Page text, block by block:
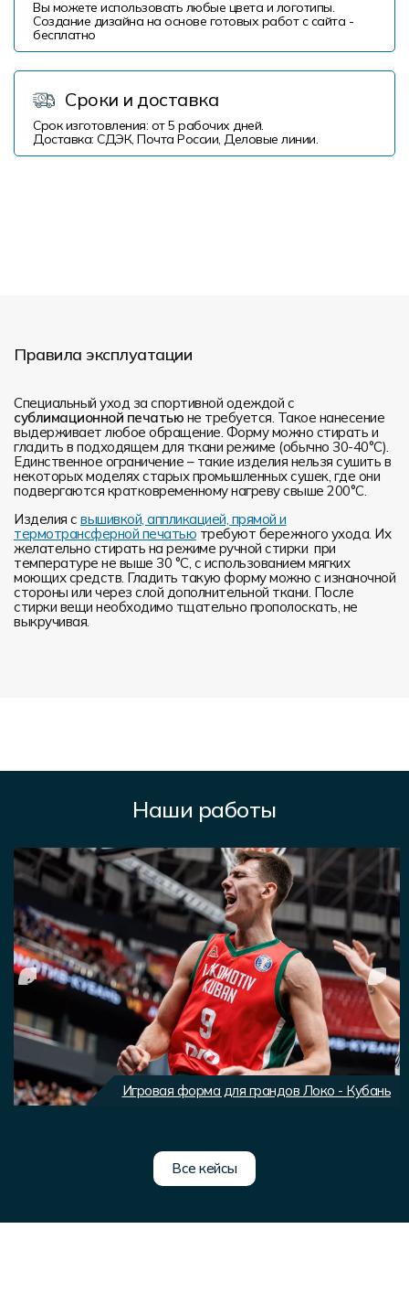
Вы можете использовать любые цвета и логотипы.
Создание дизайна на основе готовых работ с сайта -
бесплатно
Сроки и доставка
Срок изготовления: от 5 рабочих дней.
Доставка: СДЭК, Почта России, Деловые линии.
Правила эксплуатации
Специальный уход за спортивной одеждой с
сублимационной печатью не требуется. Такое нанесение
выдерживает любое обращение. Форму можно стирать и
гладить в подходящем для ткани режиме (обычно 30-40°С).
Единственное ограничение – такие изделия нельзя сушить в
некоторых моделях старых промышленных сушек, где они
подвергаются кратковременному нагреву свыше 200°С.
Изделия с вышивкой, аппликацией, прямой и
термотрансферной печатью требуют бережного ухода. Их
желательно стирать на режиме ручной стирки при
температуре не выше 30 °C, с использованием мягких
моющих средств. Гладить такую форму можно с изнаночной
стороны или через слой дополнительной ткани. После
стирки вещи необходимо тщательно прополоскать, не
выкручивая.
Наши работы
Игровая форма для грандов Локо - Кубань
Все кейсы